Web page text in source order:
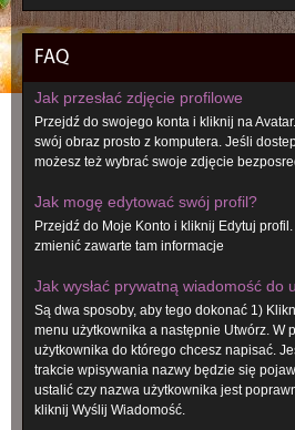
FAQ
Jak przesłać zdjęcie profilowe
Przejdź do swojego konta i kliknij na
swój obraz prosto z komputera. Jeśli
możesz też wybrać swoje zdjęcie
Jak mogę edytować swój profil?
Przejdź do Moje Konto i kliknij Edytuj profil.
zmienić zawarte tam informacje
Jak wysłać prywatną wiadomość do
Są dwa sposoby, aby tego dokonać 1)
menu użytkownika a następnie Utwórz. W
użytkownika do którego chcesz napisać.
trakcie wpisywania nazwy będzie się
ustalić czy nazwa użytkownika jest
kliknij Wyślij Wiadomość.